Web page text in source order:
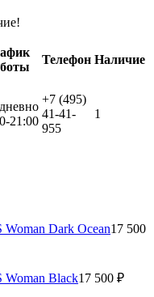
Телефон Наличие
21:00
+7 (495)
41-41-
955
1
Dark Ocean17 500
Black17 500 ₽